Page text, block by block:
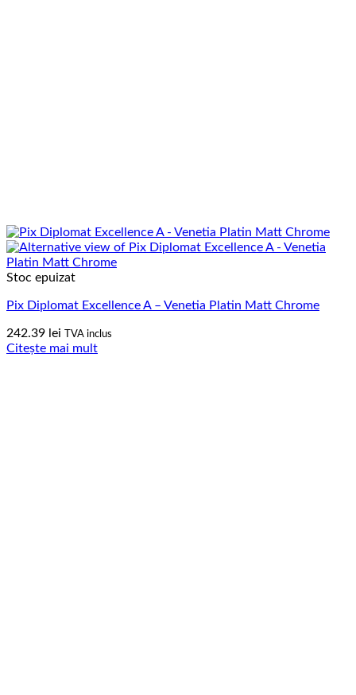
Stoc epuizat
Pix Diplomat Excellence A – Venetia Platin Matt Chrome
242.39 lei TVA inclus
Citește mai mult